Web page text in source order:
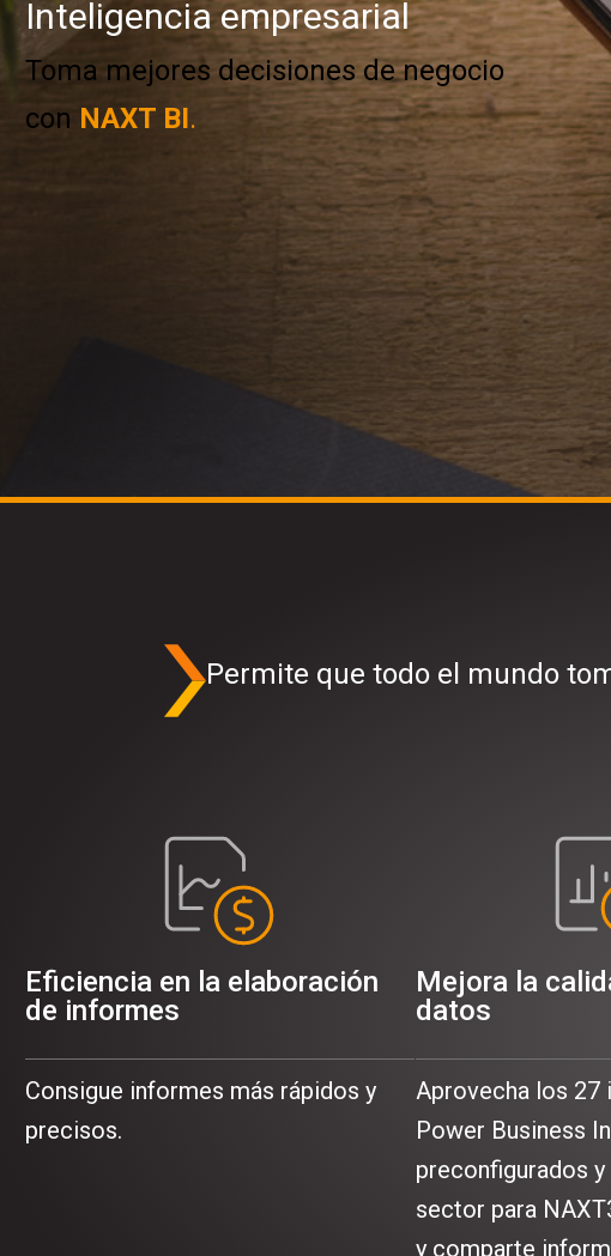
Inteligencia empresarial
Toma mejores decisiones de negocio
con NAXT BI.
Permite que todo el mundo
Eficiencia en la elaboración
de informes
Consigue informes más rápidos y
precisos.
Mejora la
datos
Aprovecha los 27
Power Business
preconfigurados
sector para
y comparte